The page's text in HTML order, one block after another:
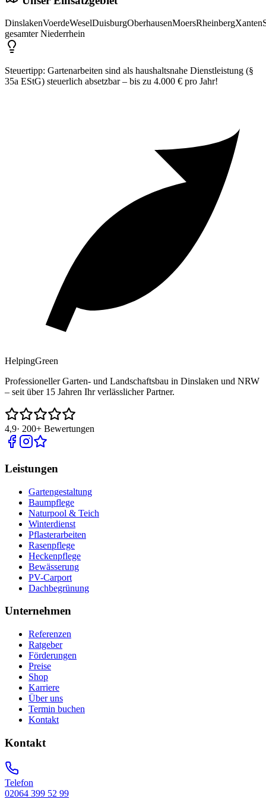
DinslakenVoerdeWeselDuisburgOberhausenMoersRheinbergXanten
gesamter Niederrhein
Steuertipp: Gartenarbeiten sind als haushaltsnahe Dienstleistung (§
35a EStG) steuerlich absetzbar – bis zu 4.000 € pro Jahr!
HelpingGreen
Professioneller Garten- und Landschaftsbau in Dinslaken und NRW
– seit über 15 Jahren Ihr verlässlicher Partner.
4,9· 200+ Bewertungen
Leistungen
Gartengestaltung
Baumpflege
Naturpool & Teich
Winterdienst
Pflasterarbeiten
Rasenpflege
Heckenpflege
Bewässerung
PV-Carport
Dachbegrünung
Unternehmen
Referenzen
Ratgeber
Förderungen
Preise
Shop
Karriere
Über uns
Termin buchen
Kontakt
Kontakt
Telefon
02064 399 52 99